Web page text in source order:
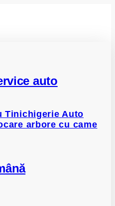
auto
Tinichigerie Auto
arbore cu came